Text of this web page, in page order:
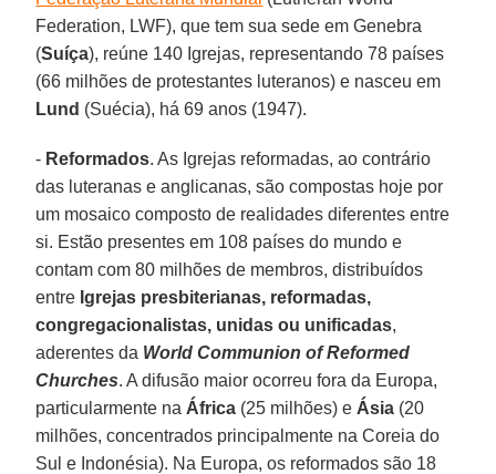
Federation, LWF), que tem sua sede em Genebra
(Suíça), reúne 140 Igrejas, representando 78 países
(66 milhões de protestantes luteranos) e nasceu em
Lund (Suécia), há 69 anos (1947).
- Reformados. As Igrejas reformadas, ao contrário
das luteranas e anglicanas, são compostas hoje por
um mosaico composto de realidades diferentes entre
si. Estão presentes em 108 países do mundo e
contam com 80 milhões de membros, distribuídos
entre Igrejas presbiterianas, reformadas,
congregacionalistas, unidas ou unificadas,
aderentes da World Communion of Reformed
Churches. A difusão maior ocorreu fora da Europa,
particularmente na África (25 milhões) e Ásia (20
milhões, concentrados principalmente na Coreia do
Sul e Indonésia). Na Europa, os reformados são 18